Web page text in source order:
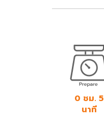
0 ชม. 5
นาที